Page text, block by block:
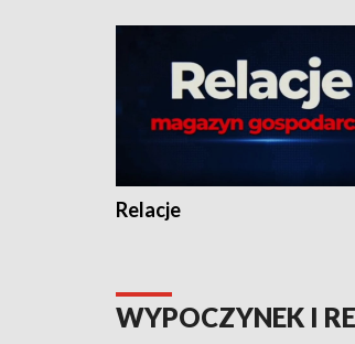
Relacje
WYPOCZYNEK I